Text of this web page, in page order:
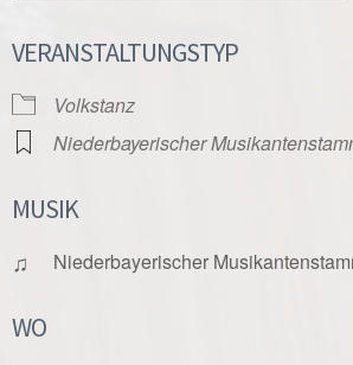
VERANSTALTUNGSTYP
Volkstanz
Niederbayerischer
MUSIK
♫ Niederbayerischer
WO